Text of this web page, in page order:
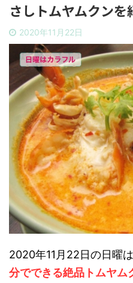
さしトムヤムクンを
2020年11月22日
2020年11月22日の日曜
分でできる絶品トムヤム